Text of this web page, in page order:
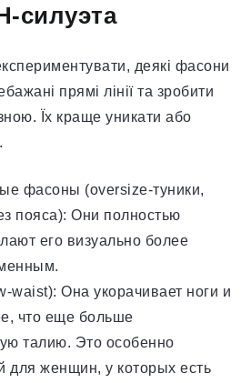
силуэта
деякі фасони
прямі лінії та зробити
Їх краще уникати або
фасоны (oversize-туники,
пояса): Они полностью
его визуально более
waist): Она укорачивает ноги и
что еще больше
талию. Это особенно
для женщин, у которых есть